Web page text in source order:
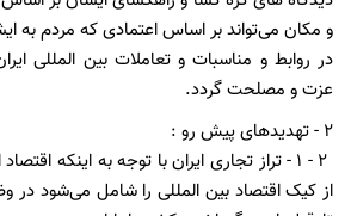
و مکان می‌تواند بر اساس اعتمادی که مردم به
در روابط و مناسبات و تعاملات بین المللی
عزت و مصلحت گردد.
2 - تهدیدهای پیش رو :
2 - 1 - تراز تجاری ایران با توجه به اینکه
از کیک اقتصاد بین المللی را شامل می‌شود